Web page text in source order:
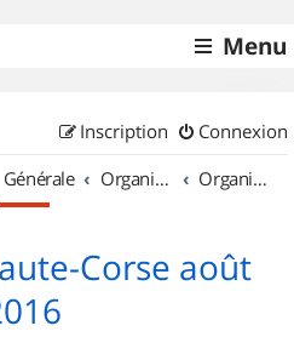
Menu
Connexion
Inscription
Générale Organisation de sorties & Recherche de partenaires Organisation de sorties en région Corse
Corse août